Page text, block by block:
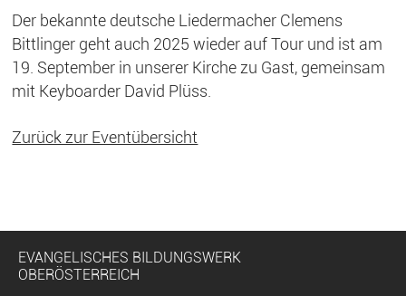
Der bekannte deutsche Liedermacher Clemens
Bittlinger geht auch 2025 wieder auf Tour und ist am
19. September in unserer Kirche zu Gast, gemeinsam
mit Keyboarder David Plüss.
Zurück zur Eventübersicht
EVANGELISCHES BILDUNGSWERK
OBERÖSTERREICH